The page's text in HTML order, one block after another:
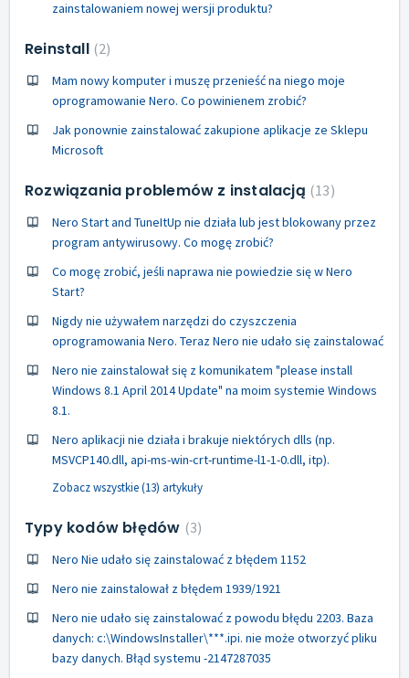
zainstalowaniem nowej wersji produktu?
Reinstall 2
Mam nowy komputer i muszę przenieść na niego moje
oprogramowanie Nero. Co powinienem zrobić?
Jak ponownie zainstalować zakupione aplikacje ze Sklepu
Microsoft
Rozwiązania problemów z instalacją 13
Nero Start and TuneItUp nie działa lub jest blokowany przez
program antywirusowy. Co mogę zrobić?
Co mogę zrobić, jeśli naprawa nie powiedzie się w Nero
Start?
Nigdy nie używałem narzędzi do czyszczenia
oprogramowania Nero. Teraz Nero nie udało się zainstalować
Nero nie zainstalował się z komunikatem "please install
Windows 8.1 April 2014 Update" na moim systemie Windows
8.1.
Nero aplikacji nie działa i brakuje niektórych dlls (np.
MSVCP140.dll, api-ms-win-crt-runtime-l1-1-0.dll, itp).
Zobacz wszystkie (13) artykuły
Typy kodów błędów 3
Nero Nie udało się zainstalować z błędem 1152
Nero nie zainstalował z błędem 1939/1921
Nero nie udało się zainstalować z powodu błędu 2203. Baza
danych: c:\WindowsInstaller\***.ipi. nie może otworzyć pliku
bazy danych. Błąd systemu -2147287035